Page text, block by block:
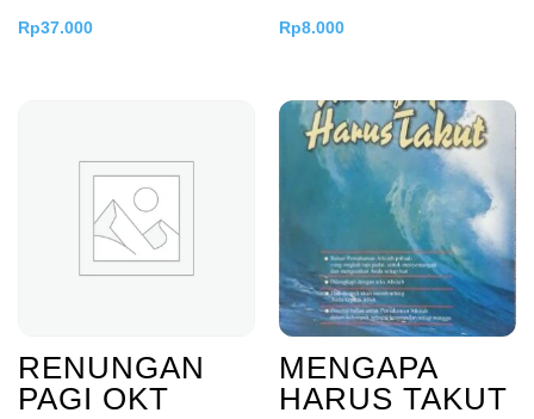
Rp37.000 Rp8.000
RENUNGAN
PAGI OKT
MENGAPA
HARUS TAKUT